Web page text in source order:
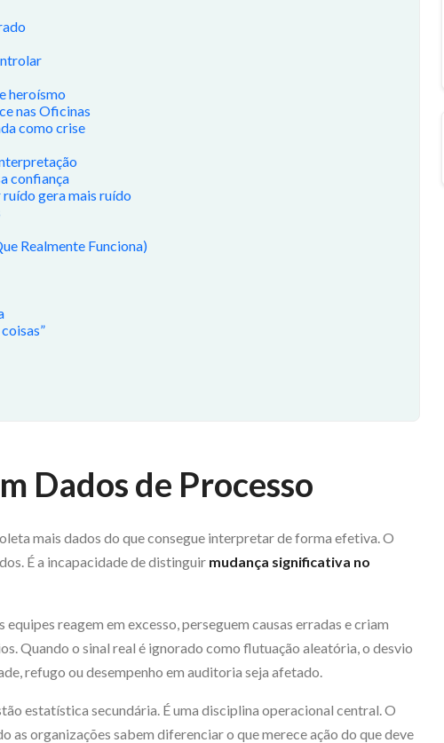
heroísmo
nas Oficinas
como crise
confiança
gera mais ruído
Realmente Funciona)
Dados de Processo
mais dados do que consegue interpretar de forma efetiva. O
É a incapacidade de distinguir mudança significativa no
reagem em excesso, perseguem causas erradas e criam
Quando o sinal real é ignorado como flutuação aleatória, o desvio
refugo ou desempenho em auditoria seja afetado.
estatística secundária. É uma disciplina operacional central. O
as organizações sabem diferenciar o que merece ação do que deve